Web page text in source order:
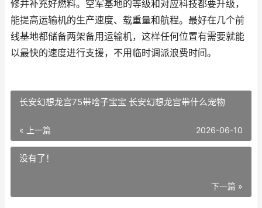
修并补充好燃料。空军基地的等级和对应科技都要升级，
能提高运输机的生产速度、载重量和航程。最好在几个前
线基地都储备两架备用运输机，这样任何位置有需要就能
以最快的速度进行支援，不用临时调派浪费时间。
长安幻想龙宫75带啥子宝宝 长安幻想龙宫带什么宠物
« 上一篇 2026-06-10
没有了！
下一篇 »